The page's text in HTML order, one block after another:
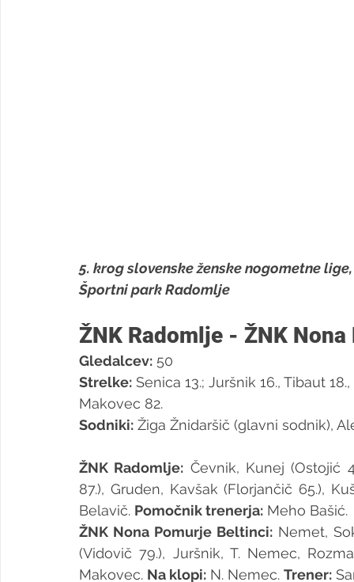
5. krog slovenske ženske nogometne lige,
Športni park Radomlje
ŽNK Radomlje - ŽNK
Gledalcev: 50
Strelke: Senica 13.; Juršnik 16., Tibaut
Makovec 82.
Sodniki: Žiga Žnidaršič (glavni sodnik),
ŽNK Radomlje: Čevnik, Kunej (Ostojić
87.), Gruden, Kavšak (Florjančič 65.),
Belavič. Pomočnik trenerja: Meho Bašić.
ŽNK Nona Pomurje Beltinci: Nemet,
(Vidovič 79.), Juršnik, T. Nemec,
Makovec. Na klopi: N. Nemec. Trener: